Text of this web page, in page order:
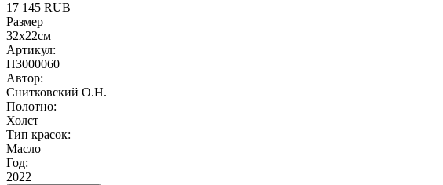
17 145 RUB
Размер
32x22см
Артикул:
ПЗ000060
Автор:
Снитковский О.Н.
Полотно:
Холст
Тип красок:
Масло
Год:
2022